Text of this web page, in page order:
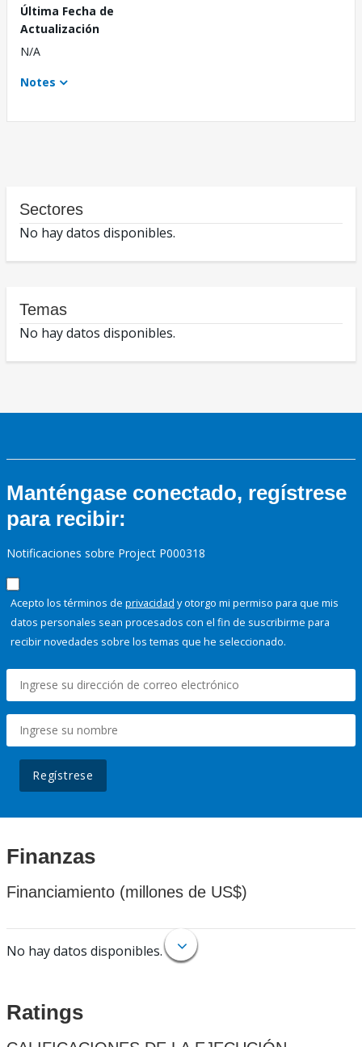
Última Fecha de
Actualización
N/A
Notes
Sectores
No hay datos disponibles.
Temas
No hay datos disponibles.
Manténgase conectado, regístrese
para recibir:
Notificaciones sobre Project P000318
Acepto los términos de privacidad y otorgo mi permiso para que mis
datos personales sean procesados con el fin de suscribirme para
recibir novedades sobre los temas que he seleccionado.
Regístrese
Finanzas
Financiamiento (millones de US$)
No hay datos disponibles.
Ratings